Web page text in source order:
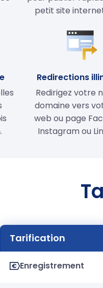
petit site internet
Redirections
Redirigez votre
domaine vers
web ou page
Instagram ou
Tarification
Enregistrement